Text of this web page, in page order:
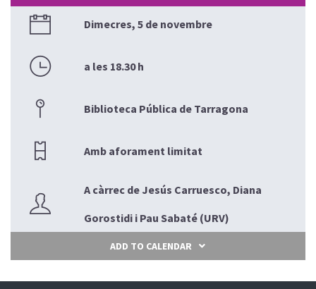
Dimecres, 5 de novembre
a les 18.30 h
Biblioteca Pública de Tarragona
Amb aforament limitat
A càrrec de Jesús Carruesco, Diana
Gorostidi i Pau Sabaté (URV)
ADD TO CALENDAR